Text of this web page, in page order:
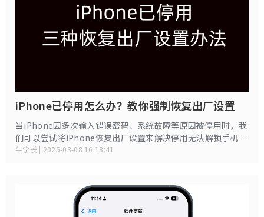
iPhone已停用怎么办？教你强制恢复出厂设置
当iPhone因多次输入错误密码、系统故障等原因被停用时，我
们可以尝试将iPhone恢复出厂设置来解决停用无法解锁手机问
题，那么如何恢复出厂设置？下面为大家分享实测有效的3种方
牛学长 | 2025-03-08 16:18:41